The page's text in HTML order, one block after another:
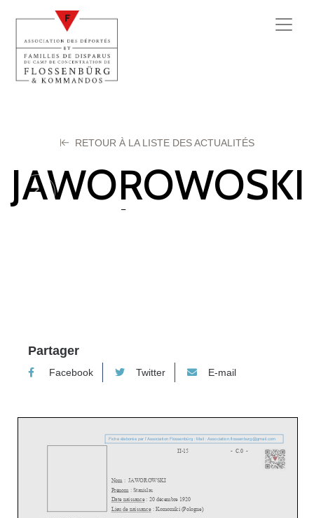
RETOUR À LA LISTE DES ACTUALITÉS
JAWOROWOSKI
Stanislas
Partager
Facebook Twitter E-mail